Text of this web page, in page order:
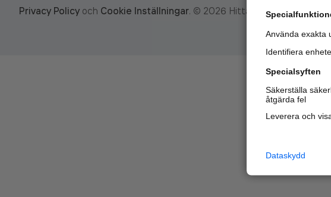
Privacy Policy och Cookie Inställningar. © 2026 Hitta.se
Använda exakta
Identifiera
Specialsyften
Säkerställa
åtgärda fel
Leverera och
Dataskydd